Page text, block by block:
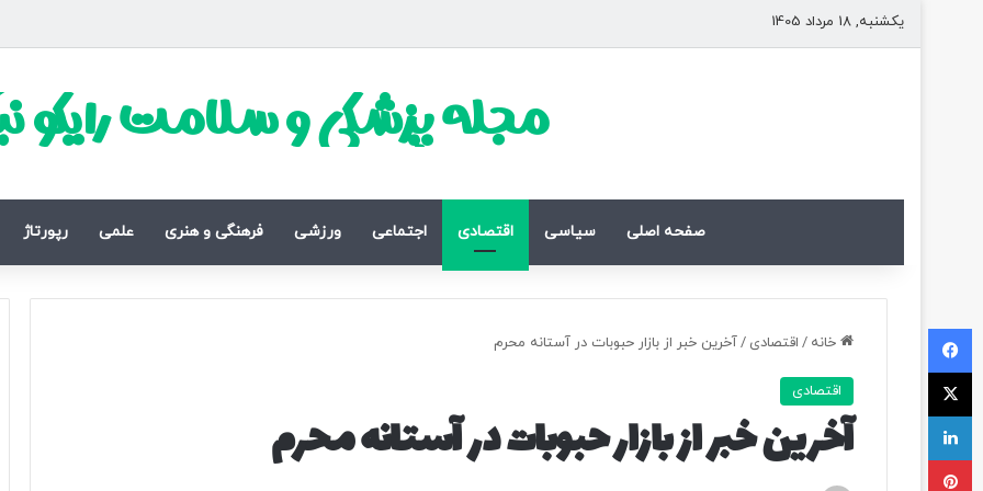
یکشنبه, 18 مرداد 1405
مجله پزشکی و سلامت رایکو
صفحه اصلی سیاسی اقتصادی اجتماعی ورزشی فرهنگی و هنری علمی رپورتاژ
خانه / اقتصادی /آخرین خبر از بازار حبوبات در آستانه محرم
اقتصادی
آخرین خبر از بازار حبوبات در آستانه محرم